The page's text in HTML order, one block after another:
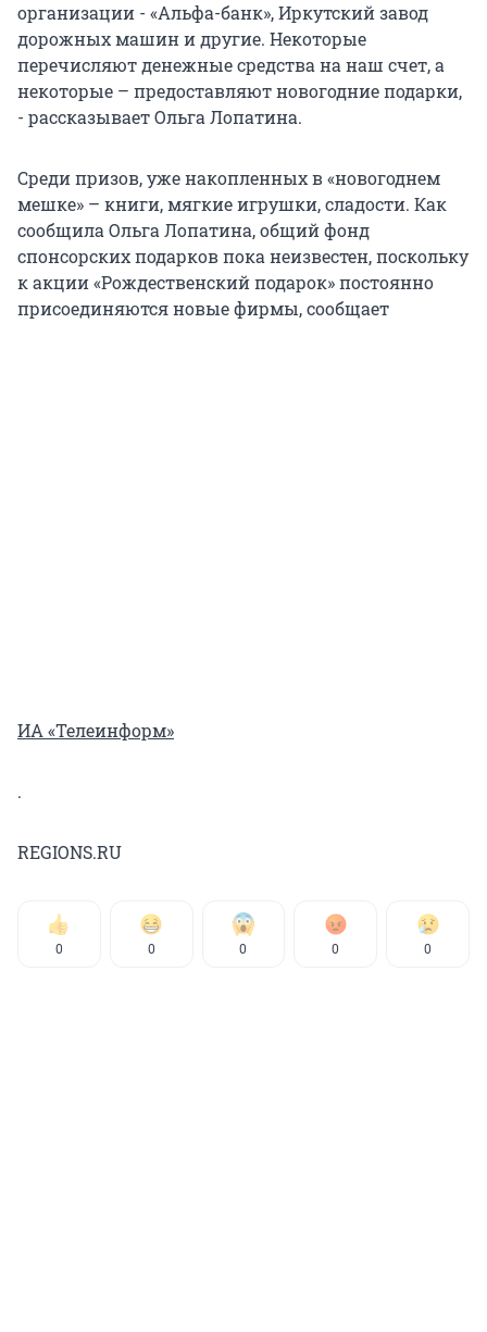
организации - «Альфа-банк», Иркутский завод
дорожных машин и другие. Некоторые
перечисляют денежные средства на наш счет, а
некоторые – предоставляют новогодние подарки,
- рассказывает Ольга Лопатина.
Среди призов, уже накопленных в «новогоднем
мешке» – книги, мягкие игрушки, сладости. Как
сообщила Ольга Лопатина, общий фонд
спонсорских подарков пока неизвестен, поскольку
к акции «Рождественский подарок» постоянно
присоединяются новые фирмы, сообщает
ИА «Телеинформ»
.
REGIONS.RU
0 0 0 0 0